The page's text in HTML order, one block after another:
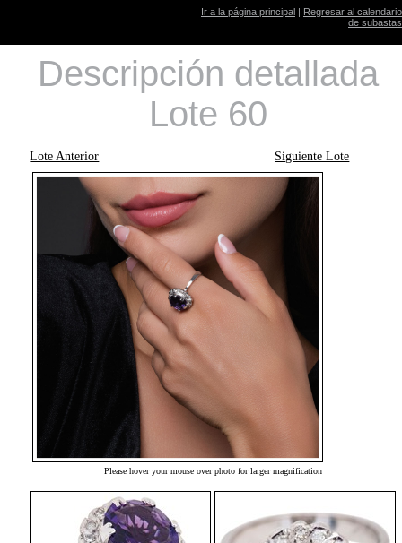
Ir a la página principal | Regresar al calendario
de subastas
Descripción detallada
Lote 60
Lote Anterior Siguiente Lote
Please hover your mouse over photo for larger magnification